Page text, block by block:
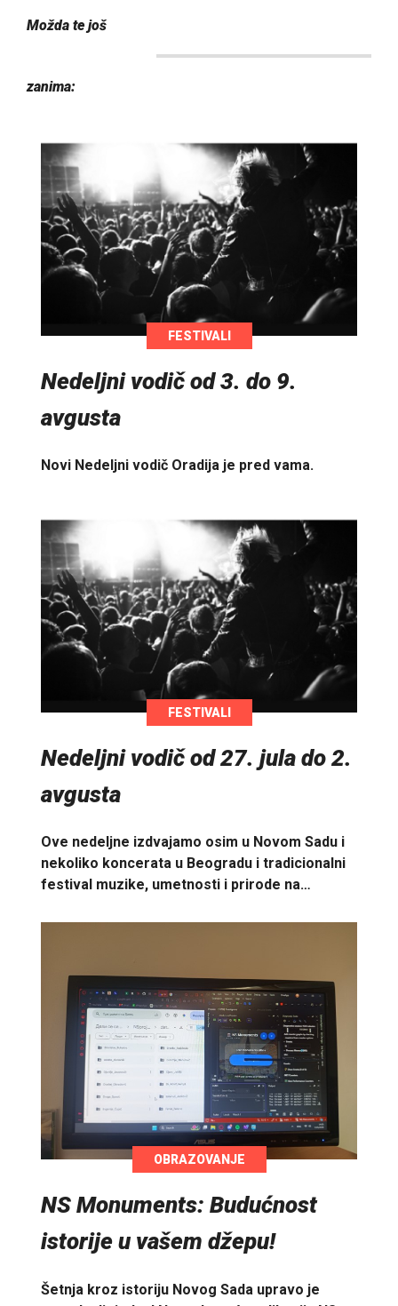
Možda te još
zanima:
FESTIVALI
Nedeljni vodič od 3. do 9.
avgusta
Novi Nedeljni vodič Oradija je pred vama.
FESTIVALI
Nedeljni vodič od 27. jula do 2.
avgusta
Ove nedeljne izdvajamo osim u Novom Sadu i
nekoliko koncerata u Beogradu i tradicionalni
festival muzike, umetnosti i prirode na…
OBRAZOVANJE
NS Monuments: Budućnost
istorije u vašem džepu!
Šetnja kroz istoriju Novog Sada upravo je